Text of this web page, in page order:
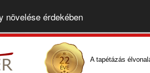
növelése érdekében
A tapétázás